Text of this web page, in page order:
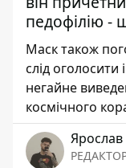
педофілію -
Маск також
слід
негайне
космічного